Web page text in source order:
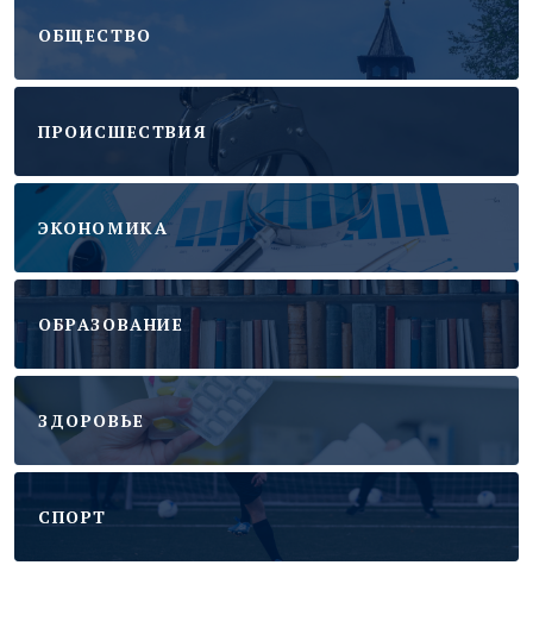
ОБЩЕСТВО
ПРОИСШЕСТВИЯ
ЭКОНОМИКА
ОБРАЗОВАНИЕ
ЗДОРОВЬЕ
CПОРТ